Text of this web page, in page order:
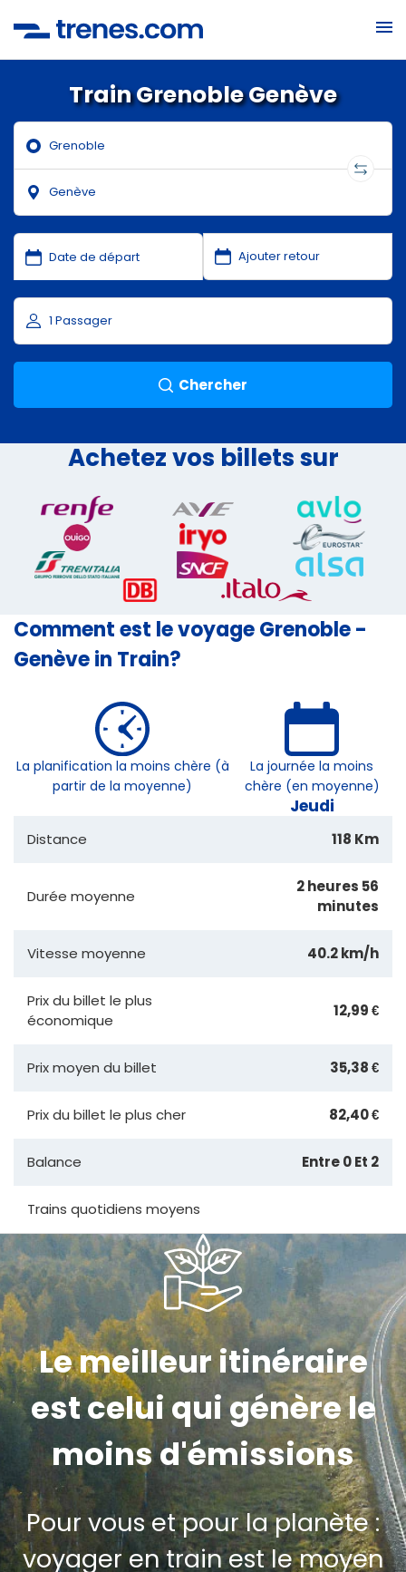
Train Grenoble Genève
Chercher
Achetez vos billets sur
Comment est le voyage Grenoble -
Genève in Train?
La planification la moins chère (à
partir de la moyenne)
La journée la moins
chère (en moyenne)
Jeudi
Distance 118 Km
Durée moyenne
2 heures 56
minutes
Vitesse moyenne 40.2 km/h
Prix du billet le plus
économique
12,99 €
Prix moyen du billet 35,38 €
Prix du billet le plus cher 82,40 €
Balance Entre 0 Et 2
Trains quotidiens moyens
Le meilleur itinéraire
est celui qui génère le
moins d'émissions
Pour vous et pour la planète :
voyager en train est le moyen